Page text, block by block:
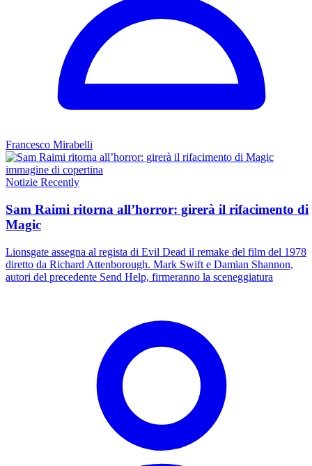
Francesco Mirabelli
Notizie Recently
Sam Raimi ritorna all’horror: girerà il rifacimento di
Magic
Lionsgate assegna al regista di Evil Dead il remake del film del 1978
diretto da Richard Attenborough. Mark Swift e Damian Shannon,
autori del precedente Send Help, firmeranno la sceneggiatura